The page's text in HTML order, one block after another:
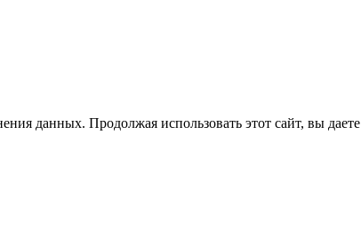
данных. Продолжая использовать этот сайт, вы даете